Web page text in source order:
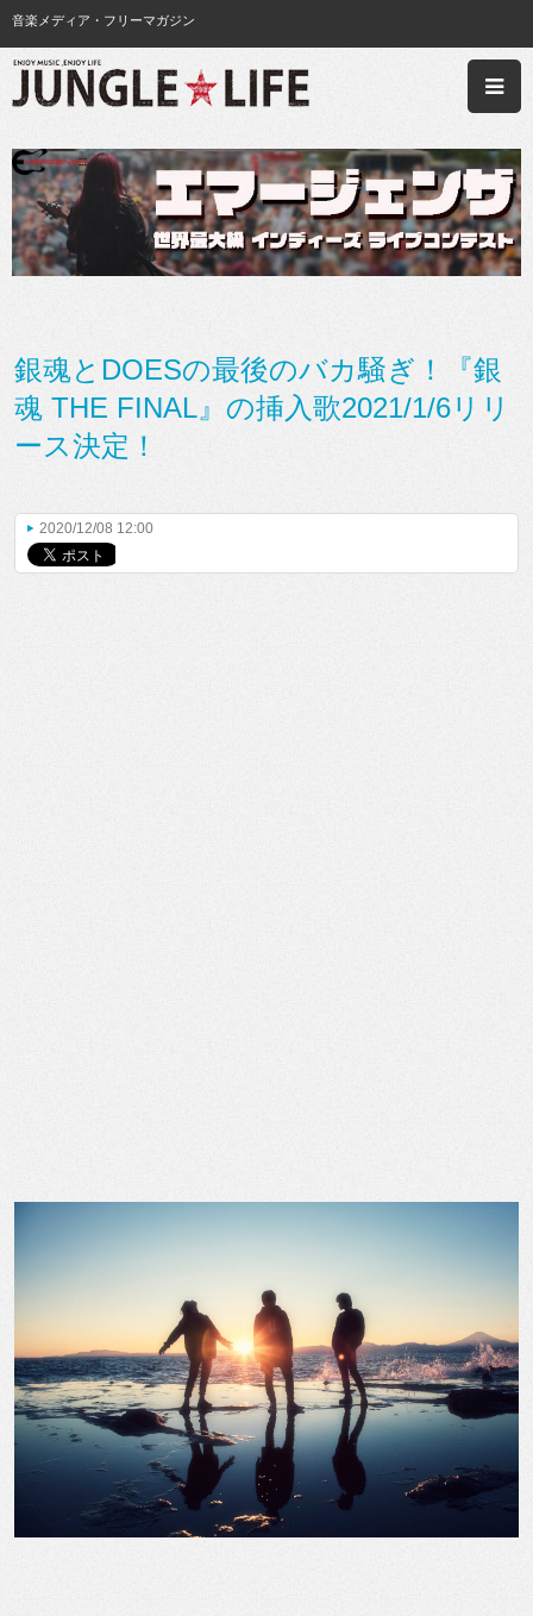
音楽メディア・フリーマガジン
銀魂とDOESの最後のバカ騒ぎ！『銀
魂 THE FINAL』の挿入歌2021/1/6リリ
ース決定！
2020/12/08 12:00